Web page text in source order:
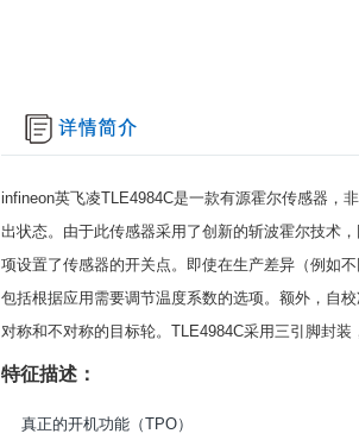
infineon英飞凌TLE4984C是一款有源霍尔传感器，
出状态。 由于此传感器采用了创新的斩波霍尔技术
项设置了传感器的开关点。 即使在生产差异（例如
包括根据应用需要调节温度系数的选项。 额外， 自
对称和不对称的目标轮。 TLE4984C采用三引脚封装
特征描述：
真正的开机功能（TPO）